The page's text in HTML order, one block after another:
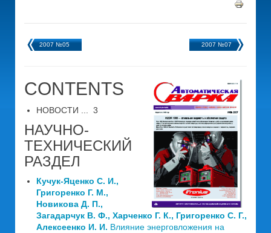
2007 №05 2007 №07
CONTENTS
НОВОСТИ ... 3
НАУЧНО-
ТЕХНИЧЕСКИЙ
РАЗДЕЛ
Кучук-Яценко С. И.,
Григоренко Г. М.,
Новикова Д. П.,
Загадарчук В. Ф., Харченко Г. К., Григоренко С. Г.,
Алексеенко И. И. Влияние энерговложения на